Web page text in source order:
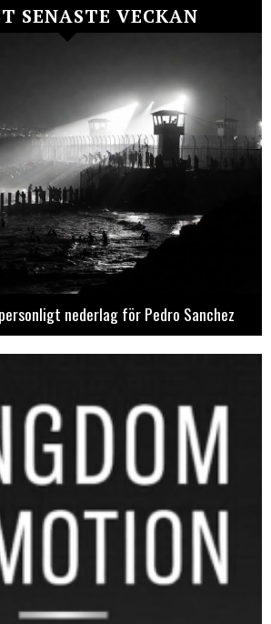
SENASTE VECKAN
nederlag för Pedro Sanchez